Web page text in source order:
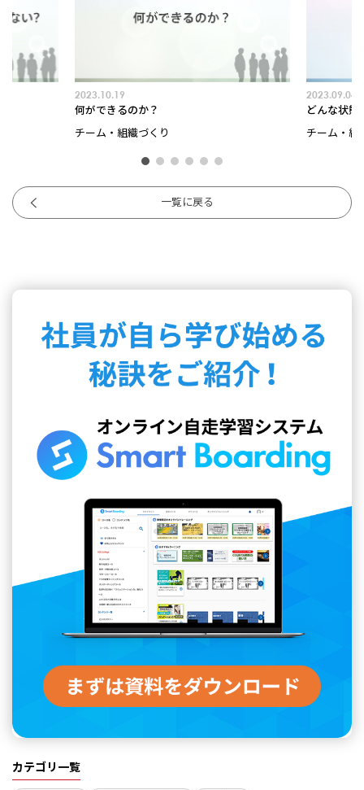
2023.10.19
何ができるのか？
チーム・組織づくり
2023.09.04
どんな状態
チーム・組
一覧に戻る
カテゴリ一覧